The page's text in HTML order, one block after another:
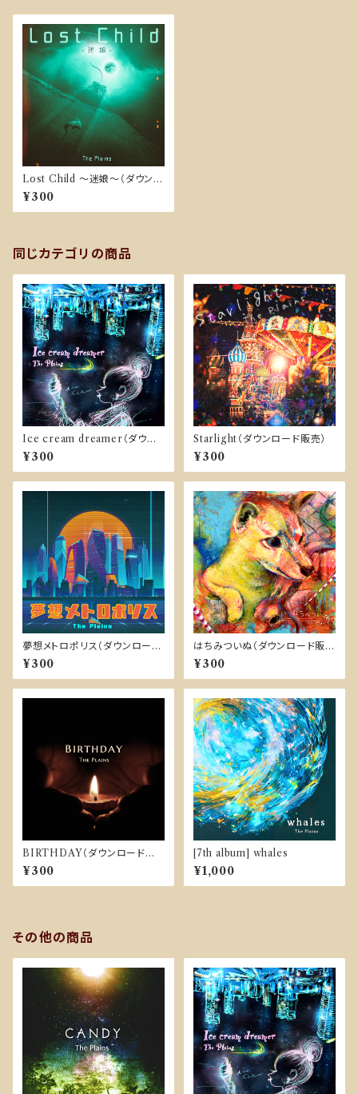
Lost Child ～迷娘～（ダウンロ
ード販売）
¥300
同じカテゴリの商品
Ice cream dreamer（ダウン
ロード販売）
¥300
Starlight（ダウンロード販売）
¥300
夢想メトロポリス（ダウンロード
販売）
¥300
はちみついぬ（ダウンロード販
売）
¥300
BIRTHDAY（ダウンロード販
売）
¥300
[7th album] whales
¥1,000
その他の商品